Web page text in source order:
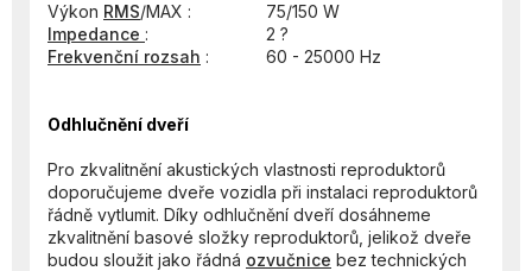
Výkon RMS/MAX :
75/150 W
Impedance :
2 ?
Frekvenční rozsah : 60 - 25000 Hz
Odhlučnění dveří
Pro zkvalitnění akustických vlastnosti reproduktorů
doporučujeme dveře vozidla při instalaci reproduktorů
řádně vytlumit. Díky odhlučnění dveří dosáhneme
zkvalitnění basové složky reproduktorů, jelikož dveře
budou sloužit jako řádná ozvučnice bez technických